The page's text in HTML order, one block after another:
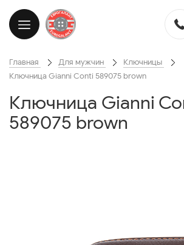
Главная Для мужчин
Ключницы
Ключница Gianni Conti 589075 brown
Ключница Gianni
589075 brown